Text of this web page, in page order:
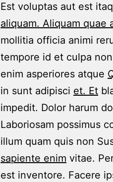
Est voluptas aut est
aliquam. Aliquam quae
mollitia officia animi
tempore id et culpa
enim asperiores atque
in sunt adipisci et. Et
impedit. Dolor harum
Laboriosam possimus
illum quam quis non
sapiente enim vitae.
est inventore. Facere